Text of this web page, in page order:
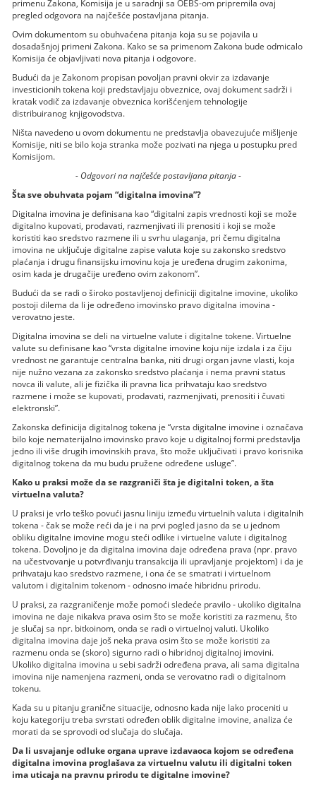
primenu Zakona, Komisija je u saradnji sa OEBS-om pripremila ovaj
pregled odgovora na najčešće postavljana pitanja.
Ovim dokumentom su obuhvaćena pitanja koja su se pojavila u
dosadašnjoj primeni Zakona. Kako se sa primenom Zakona bude odmicalo
Komisija će objavljivati nova pitanja i odgovore.
Budući da je Zakonom propisan povoljan pravni okvir za izdavanje
investicionih tokena koji predstavljaju obveznice, ovaj dokument sadrži i
kratak vodič za izdavanje obveznica korišćenjem tehnologije
distribuiranog knjigovodstva.
Ništa navedeno u ovom dokumentu ne predstavlja obavezujuće mišljenje
Komisije, niti se bilo koja stranka može pozivati na njega u postupku pred
Komisijom.
- Odgovori na najčešće postavljana pitanja -
Šta sve obuhvata pojam “digitalna imovina”?
Digitalna imovina je definisana kao “digitalni zapis vrednosti koji se može
digitalno kupovati, prodavati, razmenjivati ili prenositi i koji se može
koristiti kao sredstvo razmene ili u svrhu ulaganja, pri čemu digitalna
imovina ne uključuje digitalne zapise valuta koje su zakonsko sredstvo
plaćanja i drugu finansijsku imovinu koja je uređena drugim zakonima,
osim kada je drugačije uređeno ovim zakonom”.
Budući da se radi o široko postavljenoj definiciji digitalne imovine, ukoliko
postoji dilema da li je određeno imovinsko pravo digitalna imovina -
verovatno jeste.
Digitalna imovina se deli na virtuelne valute i digitalne tokene. Virtuelne
valute su definisane kao “vrsta digitalne imovine koju nije izdala i za čiju
vrednost ne garantuje centralna banka, niti drugi organ javne vlasti, koja
nije nužno vezana za zakonsko sredstvo plaćanja i nema pravni status
novca ili valute, ali je fizička ili pravna lica prihvataju kao sredstvo
razmene i može se kupovati, prodavati, razmenjivati, prenositi i čuvati
elektronski”.
Zakonska definicija digitalnog tokena je “vrsta digitalne imovine i označava
bilo koje nematerijalno imovinsko pravo koje u digitalnoj formi predstavlja
jedno ili više drugih imovinskih prava, što može uključivati i pravo korisnika
digitalnog tokena da mu budu pružene određene usluge”.
Kako u praksi može da se razgraniči šta je digitalni token, a šta
virtuelna valuta?
U praksi je vrlo teško povući jasnu liniju između virtuelnih valuta i digitalnih
tokena - čak se može reći da je i na prvi pogled jasno da se u jednom
obliku digitalne imovine mogu steći odlike i virtuelne valute i digitalnog
tokena. Dovoljno je da digitalna imovina daje određena prava (npr. pravo
na učestvovanje u potvrđivanju transakcija ili upravljanje projektom) i da je
prihvataju kao sredstvo razmene, i ona će se smatrati i virtuelnom
valutom i digitalnim tokenom - odnosno imaće hibridnu prirodu.
U praksi, za razgraničenje može pomoći sledeće pravilo - ukoliko digitalna
imovina ne daje nikakva prava osim što se može koristiti za razmenu, što
je slučaj sa npr. bitkoinom, onda se radi o virtuelnoj valuti. Ukoliko
digitalna imovina daje još neka prava osim što se može koristiti za
razmenu onda se (skoro) sigurno radi o hibridnoj digitalnoj imovini.
Ukoliko digitalna imovina u sebi sadrži određena prava, ali sama digitalna
imovina nije namenjena razmeni, onda se verovatno radi o digitalnom
tokenu.
Kada su u pitanju granične situacije, odnosno kada nije lako proceniti u
koju kategoriju treba svrstati određen oblik digitalne imovine, analiza će
morati da se sprovodi od slučaja do slučaja.
Da li usvajanje odluke organa uprave izdavaoca kojom se određena
digitalna imovina proglašava za virtuelnu valutu ili digitalni token
ima uticaja na pravnu prirodu te digitalne imovine?